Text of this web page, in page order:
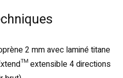
2 mm avec laminé titane
extensible 4 directions